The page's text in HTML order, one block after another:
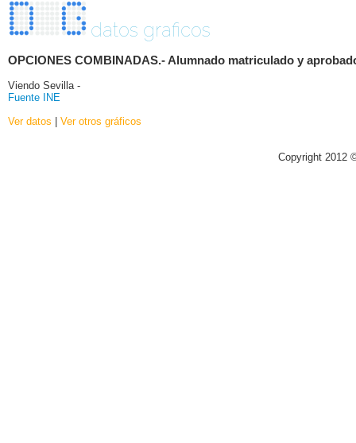
datos graficos
OPCIONES COMBINADAS.- Alumnado matriculado y
Viendo Sevilla -
Fuente INE
Ver datos | Ver otros gráficos
Copyright 2012